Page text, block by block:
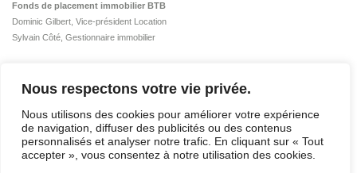
Nous respectons votre vie privée.
Nous utilisons des cookies pour améliorer votre expérience
de navigation, diffuser des publicités ou des contenus
personnalisés et analyser notre trafic. En cliquant sur « Tout
accepter », vous consentez à notre utilisation des cookies.
Fonds de placement immobilier BTB
Dominic Gilbert, Vice-président Location
Sylvain Côté, Gestionnaire immobilier
Simon Fournier, Directeur de projet
[Retourner aux nouvelles]
ACCUEIL / PLAN DU SITE NOUS JOINDRE
/
POLITIQUE DE CONFIDENTIALITÉ
/ ENGLISH